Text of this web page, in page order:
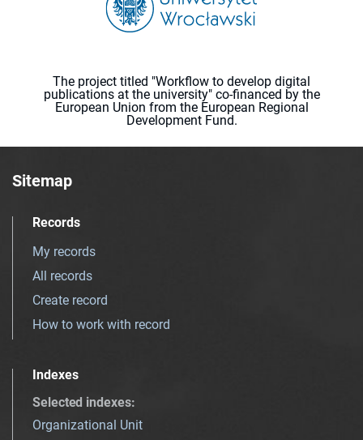
The project titled "Workflow to develop digital
publications at the university" co-financed by the
European Union from the European Regional
Development Fund.
Sitemap
Records
My records
All records
Create record
How to work with record
Indexes
Selected indexes:
Organizational Unit